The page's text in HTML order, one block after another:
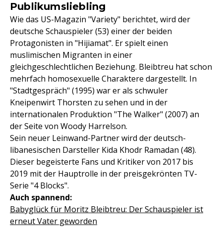
Publikumsliebling
Wie das US-Magazin "Variety" berichtet, wird der
deutsche Schauspieler (53) einer der beiden
Protagonisten in "Hijiamat". Er spielt einen
muslimischen Migranten in einer
gleichgeschlechtlichen Beziehung. Bleibtreu hat schon
mehrfach homosexuelle Charaktere dargestellt. In
"Stadtgespräch" (1995) war er als schwuler
Kneipenwirt Thorsten zu sehen und in der
internationalen Produktion "The Walker" (2007) an
der Seite von Woody Harrelson.
Sein neuer Leinwand-Partner wird der deutsch-
libanesischen Darsteller Kida Khodr Ramadan (48).
Dieser begeisterte Fans und Kritiker von 2017 bis
2019 mit der Hauptrolle in der preisgekrönten TV-
Serie "4 Blocks".
Auch spannend:
Babyglück für Moritz Bleibtreu: Der Schauspieler ist
erneut Vater geworden